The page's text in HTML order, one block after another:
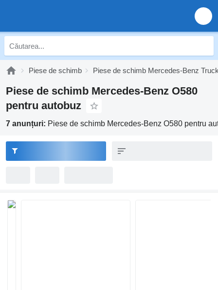
Piese de schimb Piese de schimb Mercedes-Benz
Piese de schimb Mercedes-Benz O580
pentru autobuz
7 anunțuri: Piese de schimb Mercedes-Benz O580 pentru